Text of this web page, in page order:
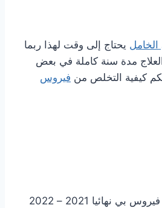
يحتاج إلى وقت لهذا ربما
مدة سنة كاملة في بعض
كيفية التخلص من فيروس
قبل التعرف إلى علاج فيروس بي نهائيا 2021 – 2022